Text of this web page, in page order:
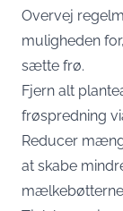
Overvej
muligheden
sætte frø.
Fjern alt
frøspredning
Reducer
at skabe